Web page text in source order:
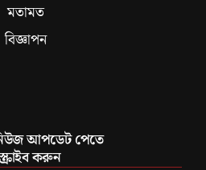
মতামত
বিজ্ঞাপন
আপডেট পেতে
করুন